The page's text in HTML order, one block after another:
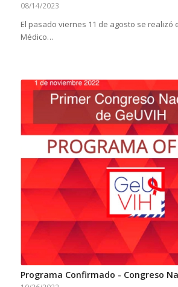
08/14/2023
El pasado viernes 11 de agosto se realizó
Médico…
Programa Confirmado - Congreso